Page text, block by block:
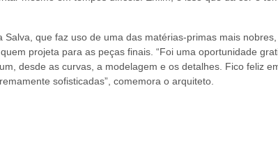
que faz uso de uma das matérias-primas mais
projeta para as peças finais. “Foi uma oportunidade
desde as curvas, a modelagem e os detalhes. Fico feliz
sofisticadas”, comemora o arquiteto.